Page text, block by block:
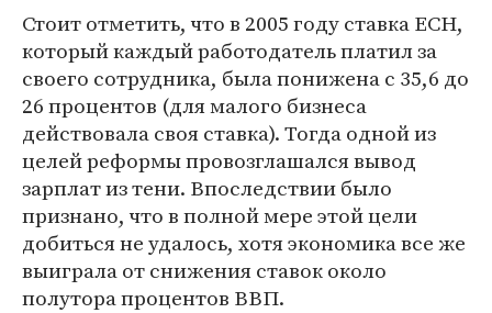
Стоит отметить, что в 2005 году ставка ЕСН,
который каждый работодатель платил за
своего сотрудника, была понижена с 35,6 до
26 процентов (для малого бизнеса
действовала своя ставка). Тогда одной из
целей реформы провозглашался вывод
зарплат из тени. Впоследствии было
признано, что в полной мере этой цели
добиться не удалось, хотя экономика все же
выиграла от снижения ставок около
полутора процентов ВВП.